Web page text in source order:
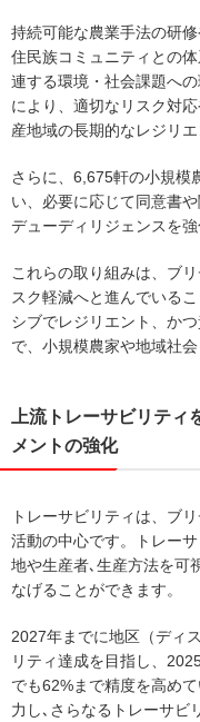
持続可能な農業手法の研
住民族コミュニティとの
連する環境・社会課題へ
により、適切なリスク対
産地域の長期的なレジリ
さらに、6,675軒の小規模
い、必要に応じて同意書
デューディリジェンスを強
これらの取り組みは、ブ
スク軽減へと進んでいる
シブでレジリエント、か
で、小規模農家や地域社
上流トレーサビリテ
メントの強化
トレーサビリティは、ブ
活動の中心です。トレー
地や生産者､生産方法を可
なげることができます。
2027年までに地区（ディ
リティ達成を目指し、
でも62%まで精度を高め
力し､さらなるトレーサビ